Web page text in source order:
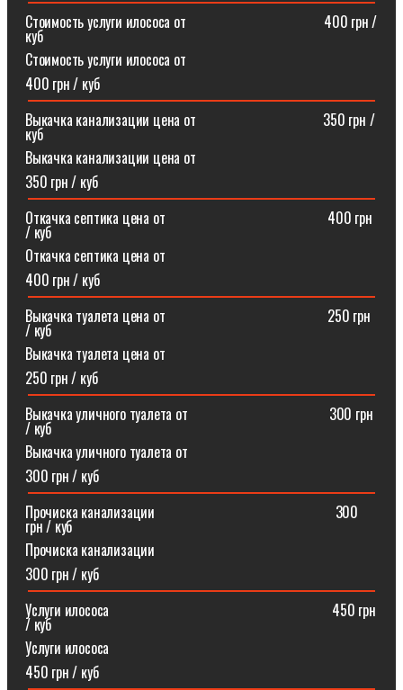
Стоимость услуги илососа от⠀⠀⠀⠀⠀⠀⠀⠀⠀⠀⠀⠀⠀400 грн /
куб
Стоимость услуги илососа от
400 грн / куб
Выкачка канализации цена от⠀⠀⠀⠀⠀⠀⠀⠀⠀⠀⠀⠀350 грн /
куб
Выкачка канализации цена от
350 грн / куб
Откачка септика цена от ⠀⠀⠀⠀⠀⠀⠀⠀⠀⠀⠀⠀⠀⠀⠀400 грн
/ куб
Откачка септика цена от
400 грн / куб
Выкачка туалета цена от ⠀⠀⠀⠀⠀⠀⠀⠀⠀⠀⠀⠀⠀⠀⠀250 грн
/ куб
Выкачка туалета цена от
250 грн / куб
Выкачка уличного туалета от ⠀⠀⠀⠀⠀⠀⠀⠀⠀⠀⠀⠀⠀300 грн
/ куб
Выкачка уличного туалета от
300 грн / куб
Прочиска канализации⠀⠀⠀⠀⠀⠀⠀⠀⠀⠀⠀⠀⠀⠀⠀⠀⠀300
грн / куб
Прочиска канализации
300 грн / куб
Услуги илососа⠀⠀⠀⠀⠀⠀⠀⠀⠀⠀⠀⠀⠀⠀⠀⠀⠀⠀⠀⠀⠀450 грн
/ куб
Услуги илососа
450 грн / куб